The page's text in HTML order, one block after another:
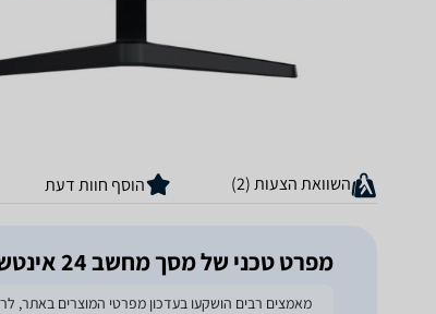
השוואת הצעות (2) הוסף חוות דעת
מפרט טכני של מסך מחשב ‏24 ‏אינטש סמסונג Essential S3 S31C S24C310EAM Full HD